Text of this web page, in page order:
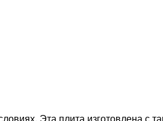
Эта плита изготовлена с